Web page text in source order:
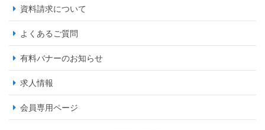
資料請求について
よくあるご質問
有料バナーのお知らせ
求人情報
会員専用ページ